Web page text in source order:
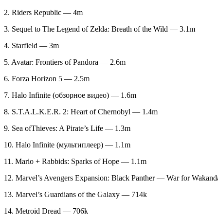
2. Riders Republic — 4m
3. Sequel to The Legend of Zelda: Breath of the Wild — 3.1m
4. Starfield — 3m
5. Avatar: Frontiers of Pandora — 2.6m
6. Forza Horizon 5 — 2.5m
7. Halo Infinite (обзорное видео) — 1.6m
8. S.T.A.L.K.E.R. 2: Heart of Chernobyl — 1.4m
9. Sea ofThieves: A Pirate’s Life — 1.3m
10. Halo Infinite (мультиплеер) — 1.1m
11. Mario + Rabbids: Sparks of Hope — 1.1m
12. Marvel’s Avengers Expansion: Black Panther — War for
13. Marvel’s Guardians of the Galaxy — 714k
14. Metroid Dread — 706k